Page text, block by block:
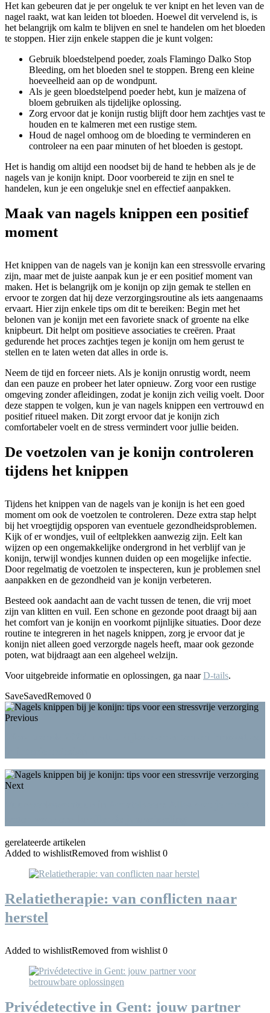
Het kan gebeuren dat je per ongeluk te ver knipt en het leven van de
nagel raakt, wat kan leiden tot bloeden. Hoewel dit vervelend is, is
het belangrijk om kalm te blijven en snel te handelen om het bloeden
te stoppen. Hier zijn enkele stappen die je kunt volgen:
Gebruik bloedstelpend poeder, zoals Flamingo Dalko Stop
Bleeding, om het bloeden snel te stoppen. Breng een kleine
hoeveelheid aan op de wondpunt.
Als je geen bloedstelpend poeder hebt, kun je maïzena of
bloem gebruiken als tijdelijke oplossing.
Zorg ervoor dat je konijn rustig blijft door hem zachtjes vast te
houden en te kalmeren met een rustige stem.
Houd de nagel omhoog om de bloeding te verminderen en
controleer na een paar minuten of het bloeden is gestopt.
Het is handig om altijd een noodset bij de hand te hebben als je de
nagels van je konijn knipt. Door voorbereid te zijn en snel te
handelen, kun je een ongelukje snel en effectief aanpakken.
Maak van nagels knippen een positief
moment
Het knippen van de nagels van je konijn kan een stressvolle ervaring
zijn, maar met de juiste aanpak kun je er een positief moment van
maken. Het is belangrijk om je konijn op zijn gemak te stellen en
ervoor te zorgen dat hij deze verzorgingsroutine als iets aangenaams
ervaart. Hier zijn enkele tips om dit te bereiken: Begin met het
belonen van je konijn met een favoriete snack of groente na elke
knipbeurt. Dit helpt om positieve associaties te creëren. Praat
gedurende het proces zachtjes tegen je konijn om hem gerust te
stellen en te laten weten dat alles in orde is.
Neem de tijd en forceer niets. Als je konijn onrustig wordt, neem
dan een pauze en probeer het later opnieuw. Zorg voor een rustige
omgeving zonder afleidingen, zodat je konijn zich veilig voelt. Door
deze stappen te volgen, kun je van nagels knippen een vertrouwd en
positief ritueel maken. Dit zorgt ervoor dat je konijn zich
comfortabeler voelt en de stress vermindert voor jullie beiden.
De voetzolen van je konijn controleren
tijdens het knippen
Tijdens het knippen van de nagels van je konijn is het een goed
moment om ook de voetzolen te controleren. Deze extra stap helpt
bij het vroegtijdig opsporen van eventuele gezondheidsproblemen.
Kijk of er wondjes, vuil of eeltplekken aanwezig zijn. Eelt kan
wijzen op een ongemakkelijke ondergrond in het verblijf van je
konijn, terwijl wondjes kunnen duiden op een mogelijke infectie.
Door regelmatig de voetzolen te inspecteren, kun je problemen snel
aanpakken en de gezondheid van je konijn verbeteren.
Besteed ook aandacht aan de vacht tussen de tenen, die vrij moet
zijn van klitten en vuil. Een schone en gezonde poot draagt bij aan
het comfort van je konijn en voorkomt pijnlijke situaties. Door deze
routine te integreren in het nagels knippen, zorg je ervoor dat je
konijn niet alleen goed verzorgde nagels heeft, maar ook gezonde
poten, wat bijdraagt aan een algeheel welzijn.
Voor uitgebreide informatie en oplossingen, ga naarD-tails.
SaveSavedRemoved 0
Previous
Next
gerelateerde artikelen
Added to wishlistRemoved from wishlist 0
Relatietherapie: van conflicten naar
herstel
Added to wishlistRemoved from wishlist 0
Privédetective in Gent: jouw partner